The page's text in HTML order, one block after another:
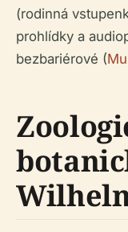
(rodinná
prohlídky a
bezbariérové (